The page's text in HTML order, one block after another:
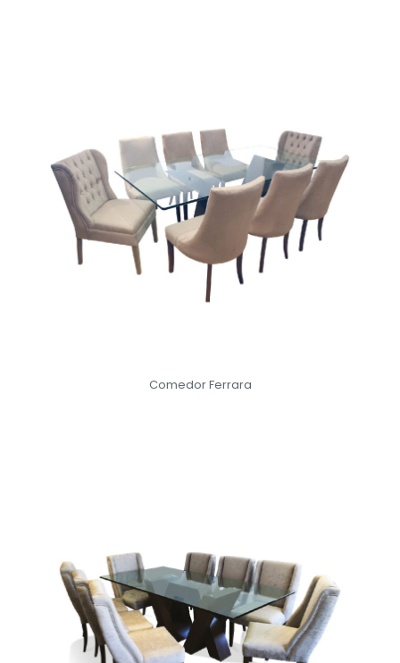
Comedor Ferrara